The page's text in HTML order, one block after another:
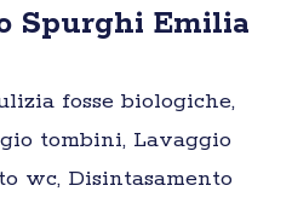
Spurghi Emilia
fosse biologiche,
tombini, Lavaggio
wc, Disintasamento